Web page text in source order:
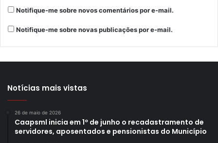
Notifique-me sobre novos comentários por e-mail.
Notifique-me sobre novas publicações por e-mail.
Notícias mais vistas
26 de maio de 2026
Caapsml inicia em 1º de junho o recadastramento de
servidores, aposentados e pensionistas do Município